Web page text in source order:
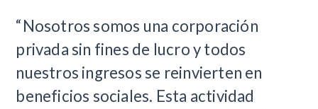
“Nosotros somos una corporación
privada sin fines de lucro y todos
nuestros ingresos se reinvierten en
beneficios sociales. Esta actividad